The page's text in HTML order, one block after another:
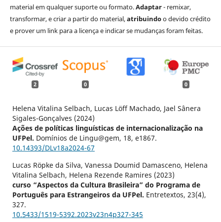
material em qualquer suporte ou formato.Adaptar- remixar,
transformar, e criar a partir do material,atribuindoo devido crédito
e prover um link para a licença e indicar se mudanças foram feitas.
2 0 0
Helena Vitalina Selbach, Lucas Löff Machado, Jael Sânera
Sigales-Gonçalves (2024)
Ações de políticas linguísticas de internacionalização na
UFPel. Domínios de Lingu@gem, 18, e1867.
10.14393/DLv18a2024-67
Lucas Röpke da Silva, Vanessa Doumid Damasceno, Helena
Vitalina Selbach, Helena Rezende Ramires (2023)
curso “Aspectos da Cultura Brasileira” do Programa de
Português para Estrangeiros da UFPel. Entretextos, 23(4),
327.
10.5433/1519-5392.2023v23n4p327-345